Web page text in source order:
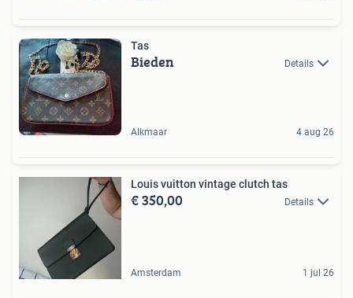
Tas
Bieden Details
Alkmaar 4 aug 26
Louis vuitton vintage clutch tas
€ 350,00 Details
Amsterdam 1 jul 26